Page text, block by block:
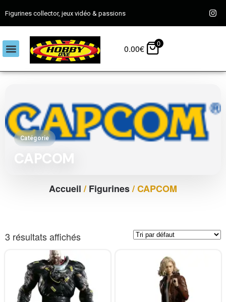
Figurines collector, jeux vidéo & passions
0.00€ 0
Catégorie
CAPCOM
Accueil /Figurines/ CAPCOM
3 résultats affichés